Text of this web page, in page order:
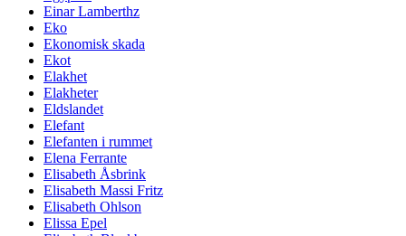
Einar Lamberthz
Eko
Ekonomisk skada
Ekot
Elakhet
Elakheter
Eldslandet
Elefant
Elefanten i rummet
Elena Ferrante
Elisabeth Åsbrink
Elisabeth Massi Fritz
Elisabeth Ohlson
Elissa Epel